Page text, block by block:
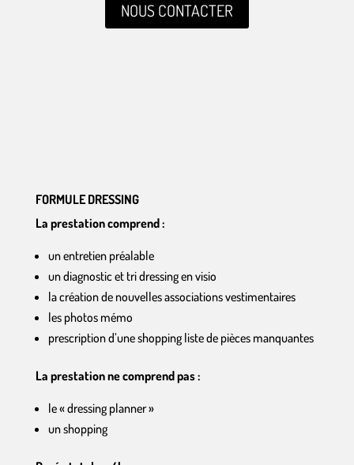
NOUS CONTACTER
FORMULE DRESSING
La prestation comprend :
un entretien préalable
un diagnostic et tri dressing en visio
la création de nouvelles associations vestimentaires
les photos mémo
prescription d’une shopping liste de pièces manquantes
La prestation ne comprend pas :
le « dressing planner »
un shopping